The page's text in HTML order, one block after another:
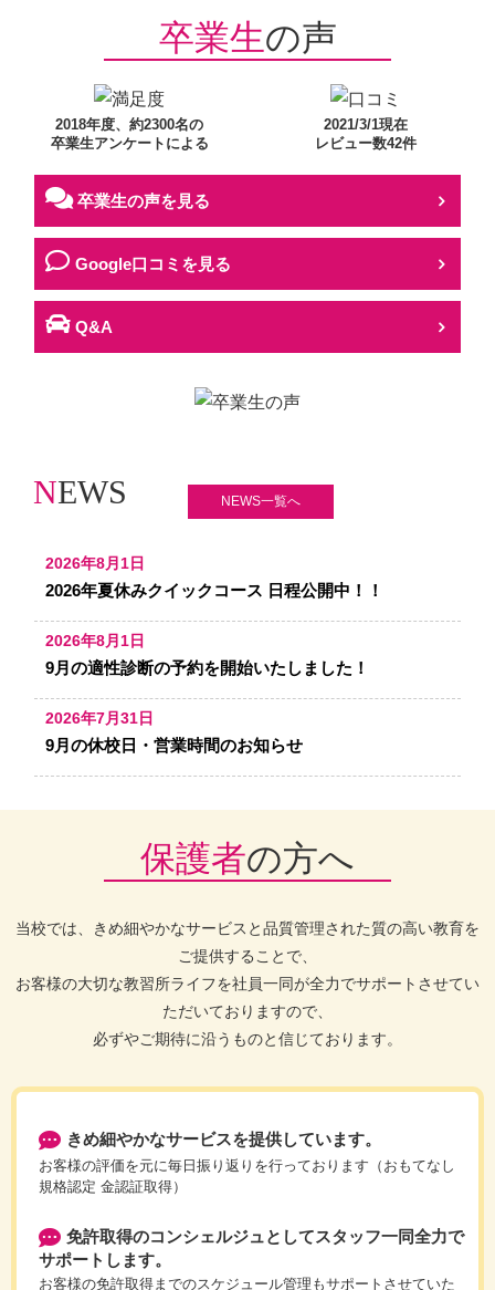
卒業生の声
2018年度、約2300名の
卒業生アンケートによる
2021/3/1現在
レビュー数42件
卒業生の声を見る
Google口コミを見る
Q&A
NEWS NEWS一覧へ
2026年8月1日
2026年夏休みクイックコース 日程公開中！！
2026年8月1日
9月の適性診断の予約を開始いたしました！
2026年7月31日
9月の休校日・営業時間のお知らせ
保護者の方へ
当校では、きめ細やかなサービスと品質管理された質の高い教育を
ご提供することで、
お客様の大切な教習所ライフを社員一同が全力でサポートさせてい
ただいておりますので、
必ずやご期待に沿うものと信じております。
きめ細やかなサービスを提供しています。
お客様の評価を元に毎日振り返りを行っております（おもてなし
規格認定 金認証取得）
免許取得のコンシェルジュとしてスタッフ一同全力で
サポートします。
お客様の免許取得までのスケジュール管理もサポートさせていた